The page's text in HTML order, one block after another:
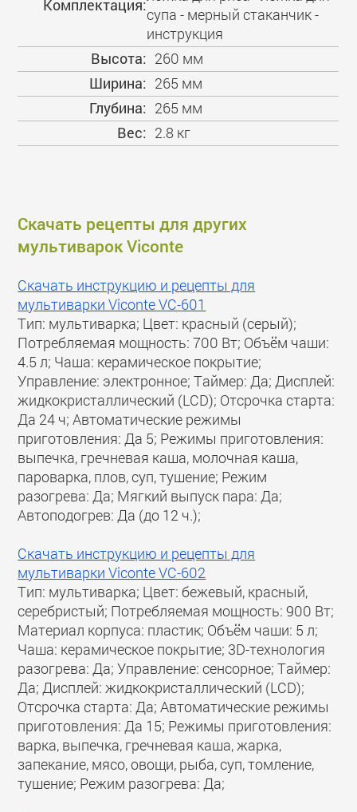
Комплектация:
супа - мерный стаканчик -
инструкция
Высота: 260 мм
Ширина: 265 мм
Глубина: 265 мм
Вес: 2.8 кг
Скачать рецепты для других
мультиварок Viconte
Скачать инструкцию и рецепты для
мультиварки Viconte VC-601
Тип: мультиварка; Цвет: красный (серый);
Потребляемая мощность: 700 Вт; Объём чаши:
4.5 л; Чаша: керамическое покрытие;
Управление: электронное; Таймер: Да; Дисплей:
жидкокристаллический (LCD); Отсрочка старта:
Да 24 ч; Автоматические режимы
приготовления: Да 5; Режимы приготовления:
выпечка, гречневая каша, молочная каша,
пароварка, плов, суп, тушение; Режим
разогрева: Да; Мягкий выпуск пара: Да;
Автоподогрев: Да (до 12 ч.);
Скачать инструкцию и рецепты для
мультиварки Viconte VC-602
Тип: мультиварка; Цвет: бежевый, красный,
серебристый; Потребляемая мощность: 900 Вт;
Материал корпуса: пластик; Объём чаши: 5 л;
Чаша: керамическое покрытие; 3D-технология
разогрева: Да; Управление: сенсорное; Таймер:
Да; Дисплей: жидкокристаллический (LCD);
Отсрочка старта: Да; Автоматические режимы
приготовления: Да 15; Режимы приготовления:
варка, выпечка, гречневая каша, жарка,
запекание, мясо, овощи, рыба, суп, томление,
тушение; Режим разогрева: Да;